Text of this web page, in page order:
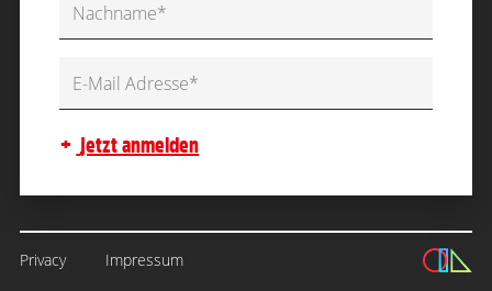
jetzt anmelden
Privacy
Impressum